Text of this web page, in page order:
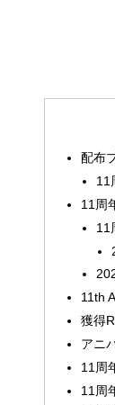
配布
11
11周
11
11th
獲得
アニ
11周
11周